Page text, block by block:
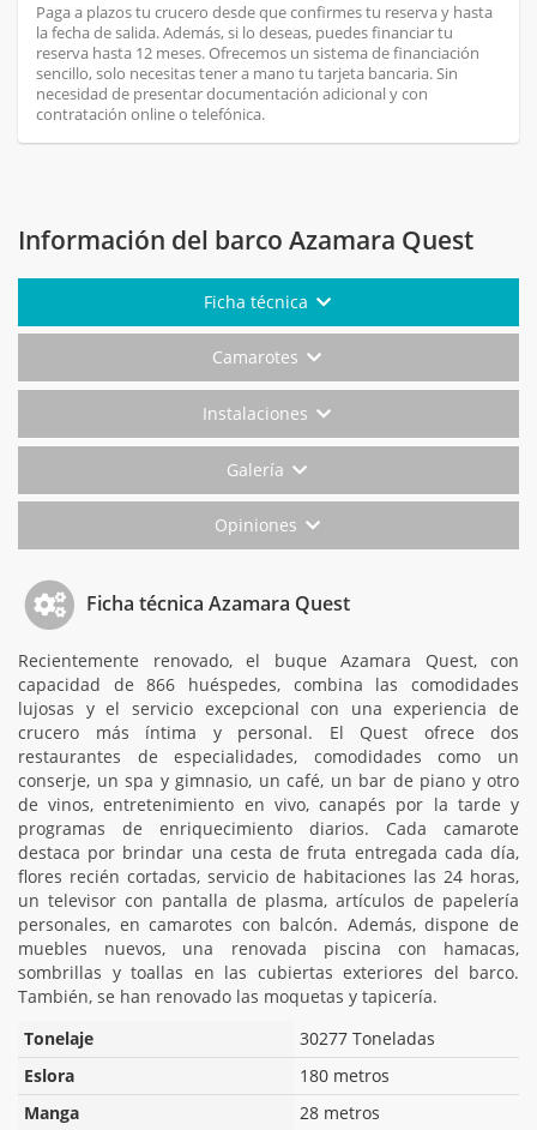
Paga a plazos tu crucero desde que confirmes tu reserva y hasta
la fecha de salida. Además, si lo deseas, puedes financiar tu
reserva hasta 12 meses. Ofrecemos un sistema de financiación
sencillo, solo necesitas tener a mano tu tarjeta bancaria. Sin
necesidad de presentar documentación adicional y con
contratación online o telefónica.
Información del barco Azamara Quest
Ficha técnica
Camarotes
Instalaciones
Galería
Opiniones
Ficha técnica Azamara Quest
Recientemente renovado, el buque Azamara Quest, con
capacidad de 866 huéspedes, combina las comodidades
lujosas y el servicio excepcional con una experiencia de
crucero más íntima y personal. El Quest ofrece dos
restaurantes de especialidades, comodidades como un
conserje, un spa y gimnasio, un café, un bar de piano y otro
de vinos, entretenimiento en vivo, canapés por la tarde y
programas de enriquecimiento diarios. Cada camarote
destaca por brindar una cesta de fruta entregada cada día,
flores recién cortadas, servicio de habitaciones las 24 horas,
un televisor con pantalla de plasma, artículos de papelería
personales, en camarotes con balcón. Además, dispone de
muebles nuevos, una renovada piscina con hamacas,
sombrillas y toallas en las cubiertas exteriores del barco.
También, se han renovado las moquetas y tapicería.
Tonelaje
30277 Toneladas
Eslora
180 metros
Manga
28 metros